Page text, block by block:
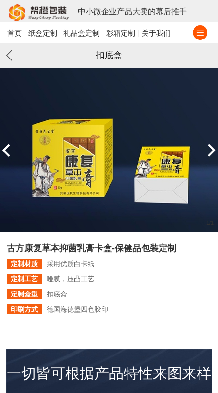
中小微企业产品大卖的幕后推手
首页 纸盒定制 礼品盒定制 彩箱定制 关于我们
扣底盒
古方康复草本抑菌乳膏卡盒-保健品包装定制
定制材质
采用优质白卡纸
定制工艺
哑膜，压凸工艺
定制盒型
扣底盒
印刷方式
德国海德堡四色胶印
一切皆可根据产品特性来图来样